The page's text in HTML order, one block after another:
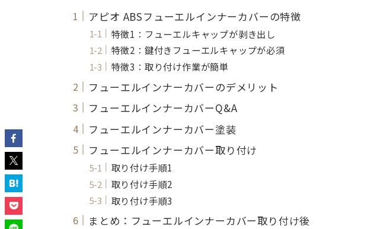
アピオ ABSフューエルインナーカバーの特徴
特徴1：フューエルキャップが剥き出し
特徴2：鍵付きフューエルキャップが必須
特徴3：取り付け作業が簡単
フューエルインナーカバーのデメリット
フューエルインナーカバーQ&A
フューエルインナーカバー塗装
フューエルインナーカバー取り付け
取り付け手順1
取り付け手順2
取り付け手順3
まとめ：フューエルインナーカバー取り付け後